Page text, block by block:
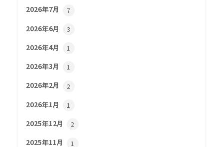
2026年7月 7
2026年6月 3
2026年4月 1
2026年3月 1
2026年2月 2
2026年1月 1
2025年12月 2
2025年11月 1